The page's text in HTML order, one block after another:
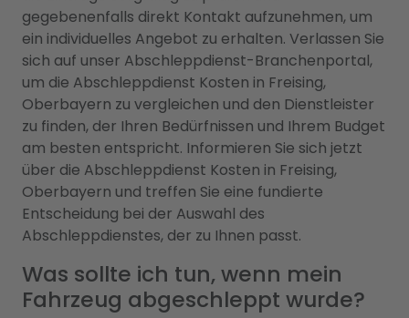
gegebenenfalls direkt Kontakt aufzunehmen, um
ein individuelles Angebot zu erhalten. Verlassen Sie
sich auf unser Abschleppdienst-Branchenportal,
um die Abschleppdienst Kosten in Freising,
Oberbayern zu vergleichen und den Dienstleister
zu finden, der Ihren Bedürfnissen und Ihrem Budget
am besten entspricht. Informieren Sie sich jetzt
über die Abschleppdienst Kosten in Freising,
Oberbayern und treffen Sie eine fundierte
Entscheidung bei der Auswahl des
Abschleppdienstes, der zu Ihnen passt.
Was sollte ich tun, wenn mein
Fahrzeug abgeschleppt wurde?